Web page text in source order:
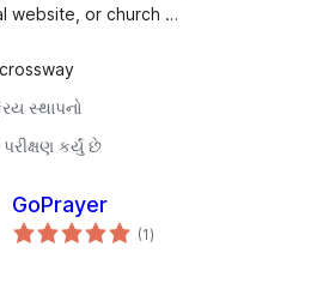
website, or church …
સ્થાપનો
કર્યું છે
GoPrayer
(1કુલ
રેટિંગ્સ
)